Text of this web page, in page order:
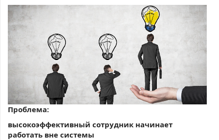
Проблема:
высокоэффективный сотрудник начинает
работать вне системы